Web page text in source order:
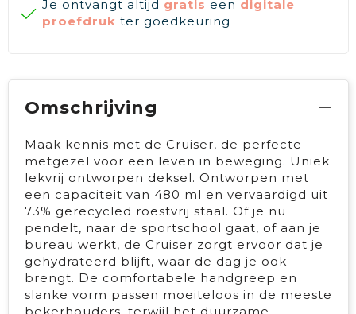
Je ontvangt altijd gratis een digitale
proefdruk ter goedkeuring
Omschrijving
Maak kennis met de Cruiser, de perfecte
metgezel voor een leven in beweging. Uniek
lekvrij ontworpen deksel. Ontworpen met
een capaciteit van 480 ml en vervaardigd uit
73% gerecycled roestvrij staal. Of je nu
pendelt, naar de sportschool gaat, of aan je
bureau werkt, de Cruiser zorgt ervoor dat je
gehydrateerd blijft, waar de dag je ook
brengt. De comfortabele handgreep en
slanke vorm passen moeiteloos in de meeste